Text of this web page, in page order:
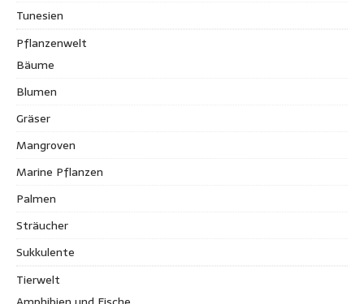
Tunesien
Pflanzenwelt
Bäume
Blumen
Gräser
Mangroven
Marine Pflanzen
Palmen
Sträucher
Sukkulente
Tierwelt